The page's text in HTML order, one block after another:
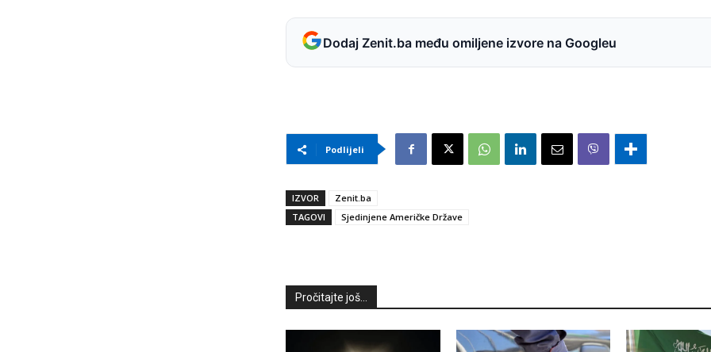
Dodaj Zenit.ba među omiljene izvore na Googleu
Podlijeli
IZVOR
Zenit.ba
TAGOVI
Sjedinjene Američke Države
Pročitajte još...